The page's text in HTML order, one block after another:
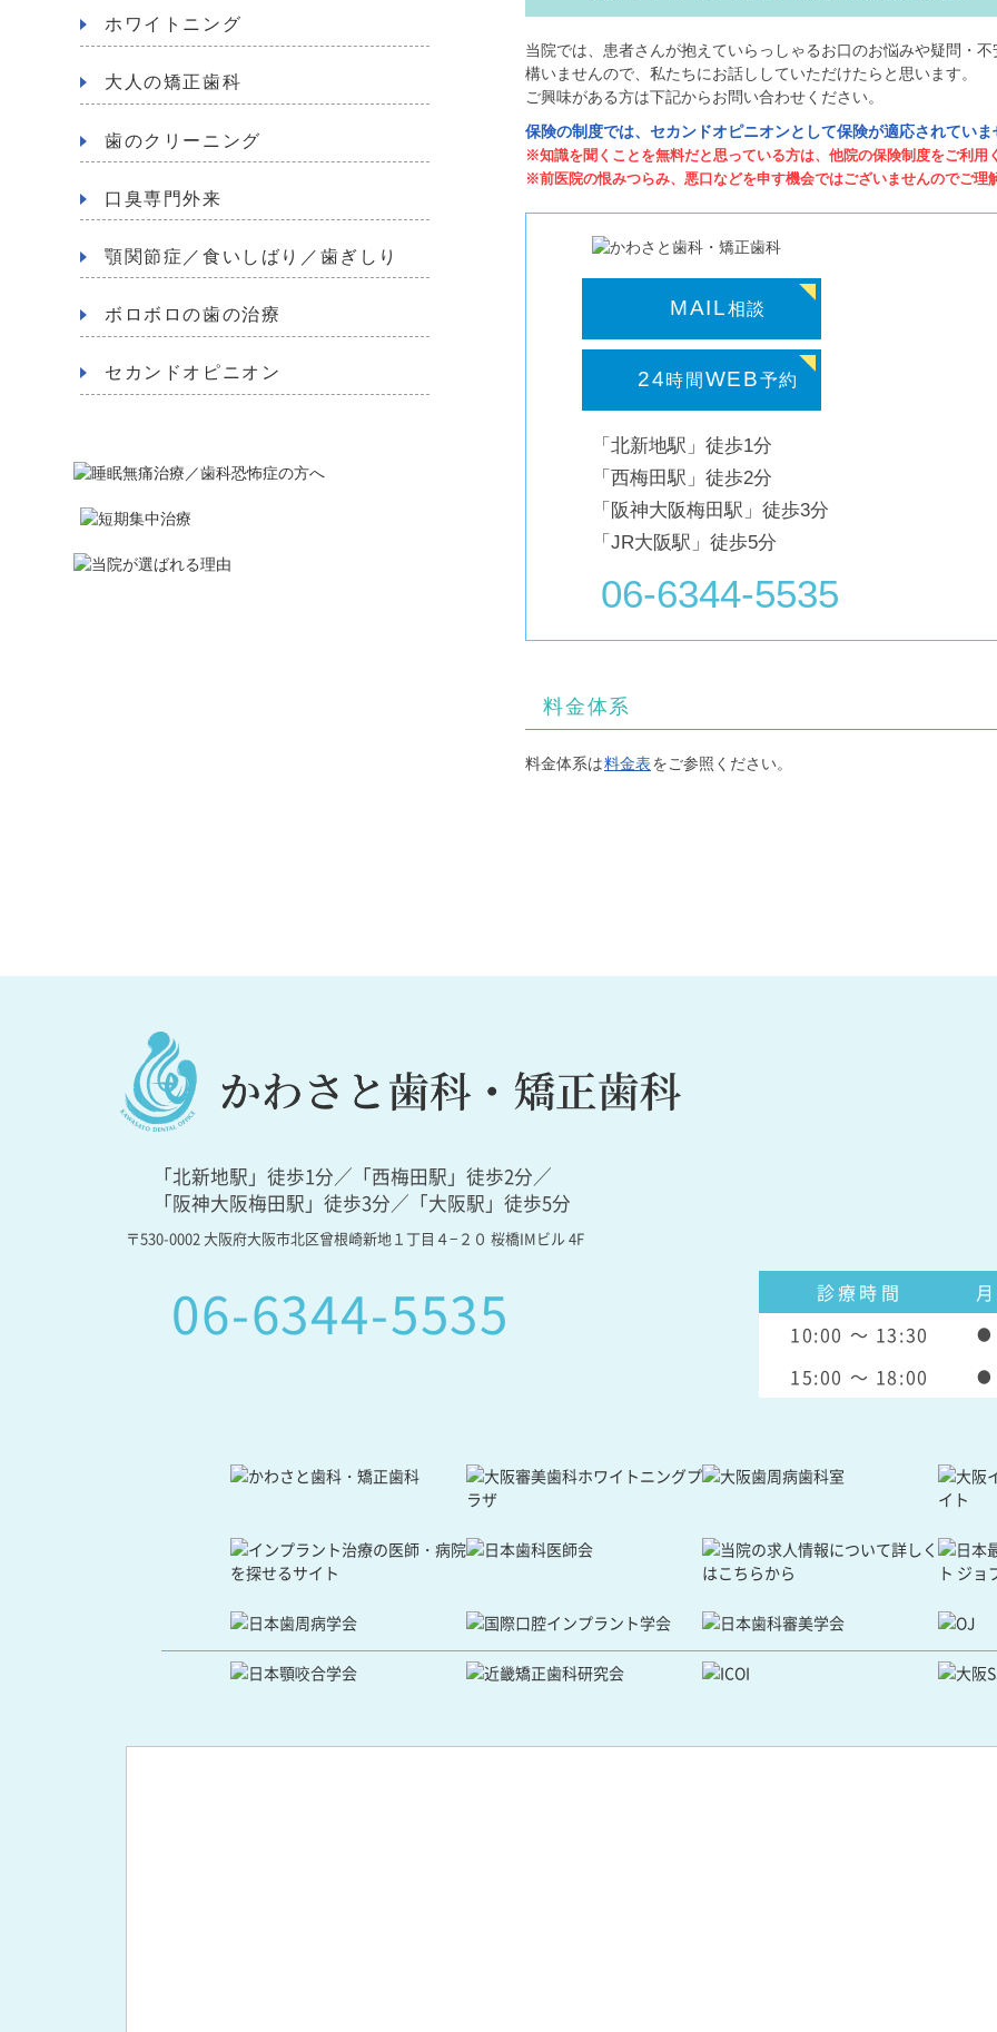
ホワイトニング
大人の矯正歯科
歯のクリーニング
口臭専門外来
顎関節症／食いしばり／歯ぎしり
ボロボロの歯の治療
セカンドオピニオン
当院では、患者さんが抱えていらっしゃるお口のお悩みや疑問・
構いませんので、私たちにお話ししていただけたらと思います。
ご興味がある方は下記からお問い合わせください。
保険の制度では、セカンドオピニオンとして保険が適応されていま
※知識を聞くことを無料だと思っている方は、他院の保険制度をご利用
※前医院の恨みつらみ、悪口などを申す機会ではございませんのでご理
MAIL相談
24時間WEB予約
「北新地駅」徒歩1分
「西梅田駅」徒歩2分
「阪神大阪梅田駅」徒歩3分
「JR大阪駅」徒歩5分
06-6344-5535
料金体系
料金体系は料金表をご参照ください。
「北新地駅」徒歩1分／「西梅田駅」徒歩2分／
「阪神大阪梅田駅」徒歩3分／「大阪駅」徒歩5分
〒530-0002 大阪府大阪市北区曾根崎新地１丁目４−２０ 桜橋IMビル 4F
06-6344-5535 診療時間 月
10:00 ～ 13:30
●
15:00 ～ 18:00 ●